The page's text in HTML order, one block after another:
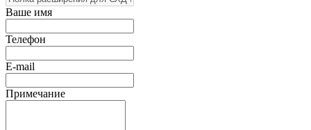
Ваше имя
Телефон
E-mail
Примечание